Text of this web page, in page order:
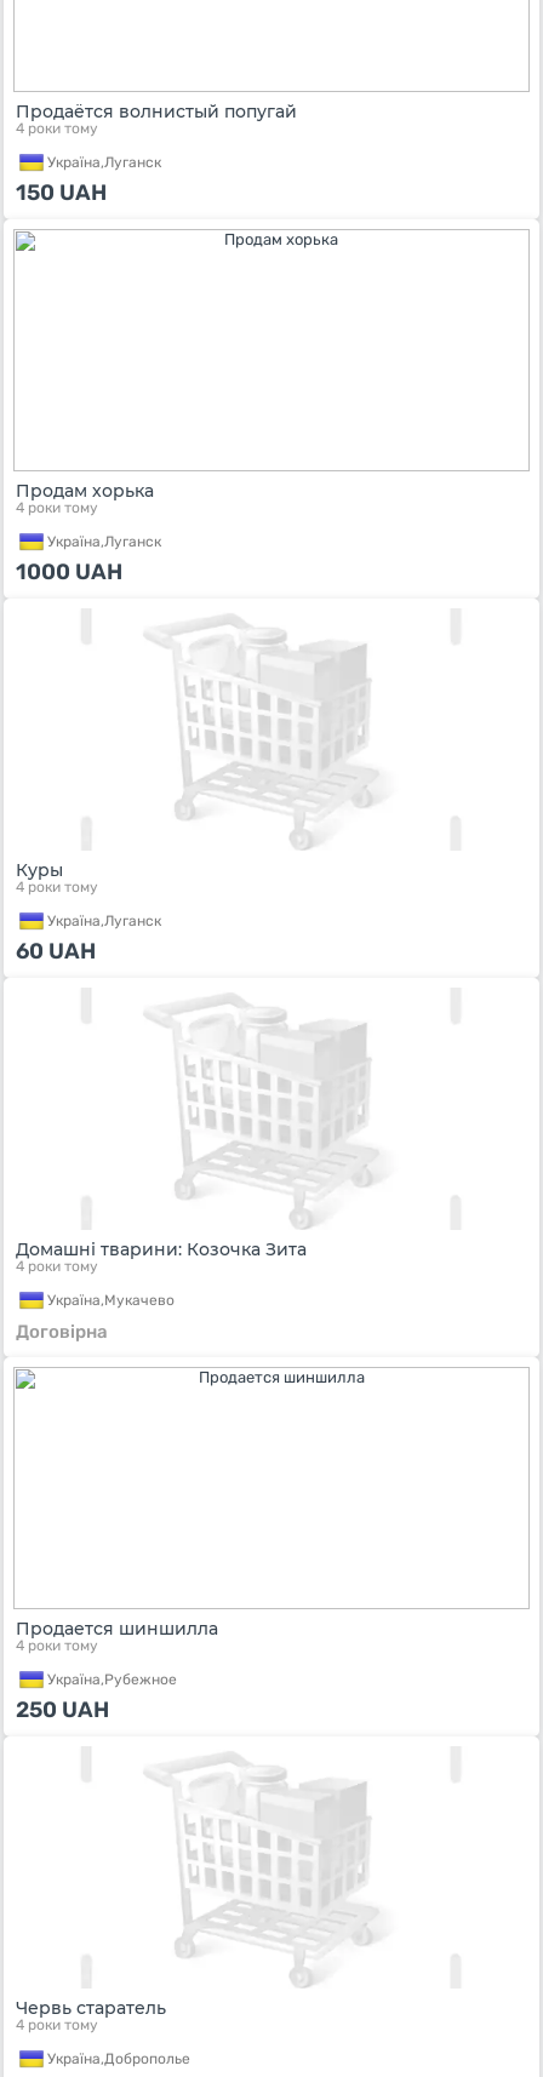
Продаётся волнистый попугай
4 роки тому
Україна,Луганск
150 UAH
Продам хорька
4 роки тому
Україна,Луганск
1000 UAH
Куры
4 роки тому
Україна,Луганск
60 UAH
Домашні тварини: Козочка Зита
4 роки тому
Україна,Мукачево
Договірна
Продается шиншилла
4 роки тому
Україна,Рубежное
250 UAH
Червь старатель
4 роки тому
Україна,Доброполье